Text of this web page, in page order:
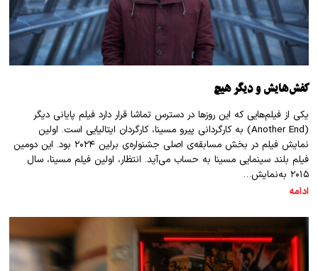
کفش‌هایش و دیگر هیچ
یکی از فیلم‌هایی که این روز‌ها در دسترس تماشا قرار دارد فیلم پایانی دیگر
(Another End) به کارگردانی پیرو مسینا، کارگردان ایتالیایی‌ است. اولین
نمایش فیلم در بخش مسابقه‌ی اصلی جشنواره‌‌ی برلین ۲۰۲۴ بود. این دومین
فیلم بلند سینمایی مسینا به حساب می‌آید. انتظار، اولین فیلم مسینا، سال
۲۰۱۵ به‌نمایش…
ادامه